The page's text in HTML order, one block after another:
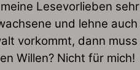
Lesevorlieben
und lehne
vorkommt, dann
Willen? Nicht für mich!